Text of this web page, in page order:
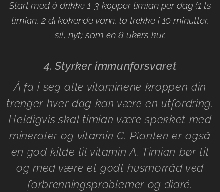
Start med å drikke 1-3 kopper timian per dag (1 ts
timian, 2 dl kokende vann, la trekke i 10 minutter,
sil, nyt) som en 8 ukers kur.
4. Styrker immunforsvaret
Å få i seg alle vitaminene kroppen din
trenger hver dag kan være en utfordring.
Heldigvis skal timian være spekket med
mineraler og vitamin C. Planten er også
en god kilde til vitamin A. Timian bør til
og med være et godt husmorråd ved
forbrenningsproblemer og diaré.